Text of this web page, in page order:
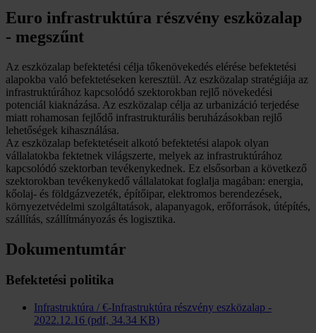
Euro infrastruktúra részvény eszközalap
- megszűnt
Az eszközalap befektetési célja tőkenövekedés elérése befektetési
alapokba való befektetéseken keresztül. Az eszközalap stratégiája az
infrastruktúrához kapcsolódó szektorokban rejlő növekedési
potenciál kiaknázása. Az eszközalap célja az urbanizáció terjedése
miatt rohamosan fejlődő infrastrukturális beruházásokban rejlő
lehetőségek kihasználása.
Az eszközalap befektetéseit alkotó befektetési alapok olyan
vállalatokba fektetnek világszerte, melyek az infrastruktúrához
kapcsolódó szektorban tevékenykednek. Ez elsősorban a következő
szektorokban tevékenykedő vállalatokat foglalja magában: energia,
kőolaj- és földgázvezeték, építőipar, elektromos berendezések,
környezetvédelmi szolgáltatások, alapanyagok, erőforrások, útépítés,
szállítás, szállítmányozás és logisztika.
Dokumentumtár
Befektetési politika
Infrastruktúra / €-Infrastruktúra részvény eszközalap -
2022.12.16 (pdf, 34.34 KB)